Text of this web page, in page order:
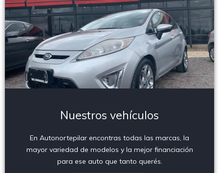
Nuestros vehículos
En Autonortepilar encontras todas las marcas, la
mayor variedad de modelos y la mejor financiación
para ese auto que tanto querés.